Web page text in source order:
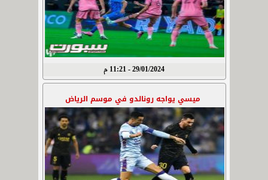
29/01/2024 - 11:21 م
ميسي يواجه رونالدو في موسم الرياض